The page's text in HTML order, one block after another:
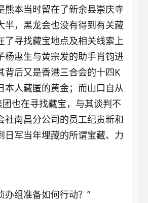
本当时留在了新余县崇庆寺
半，黑龙会也没有得到有关藏
了寻找藏宝地点及相关线索上
杨惠生与黄宗发的助手肖钧进
后又是香港三合会的十四K
本人藏匿的黄金；而山口自从
团也在寻找藏宝，与其谈判不
南昌分公司的员工纪贵新和
日军当年埋藏的所谓宝藏、力
办组准备如何行动？”